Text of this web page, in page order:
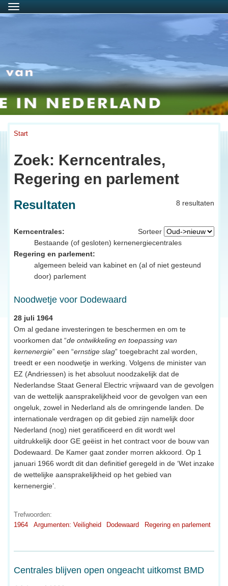
Menu
Start
Zoek: Kerncentrales,
Regering en parlement
8 resultaten
Resultaten
Sorteer
Kerncentrales:
Bestaande (of gesloten) kernenergiecentrales
Regering en parlement:
algemeen beleid van kabinet en (al of niet gesteund
door) parlement
Noodwetje voor Dodewaard
28 juli 1964
Om al gedane investeringen te beschermen en om te
voorkomen dat “de ontwikkeling en toepassing van
kernenergie” een “ernstige slag” toegebracht zal worden,
treedt er een noodwetje in werking. Volgens de minister van
EZ (Andriessen) is het absoluut noodzakelijk dat de
Nederlandse Staat General Electric vrijwaard van de gevolgen
van de wettelijk aansprakelijkheid voor de gevolgen van een
ongeluk, zowel in Nederland als de omringende landen. De
internationale verdragen op dit gebied zijn namelijk door
Nederland (nog) niet geratificeerd en dit wordt wel
uitdrukkelijk door GE geëist in het contract voor de bouw van
Dodewaard. De Kamer gaat zonder morren akkoord. Op 1
januari 1966 wordt dit dan definitief geregeld in de ‘Wet inzake
de wettelijke aansprakelijkheid op het gebied van
kernenergie’.
Trefwoorden:
1964
Argumenten: Veiligheid Dodewaard Regering en parlement
Centrales blijven open ongeacht uitkomst BMD